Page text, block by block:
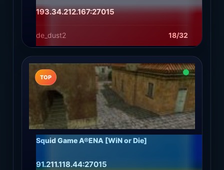
193.34.212.167:27015
de_dust2 18/32
Подробнее Играть
TOP
Squid Game A®ENA [WiN or Die]
91.211.118.44:27015